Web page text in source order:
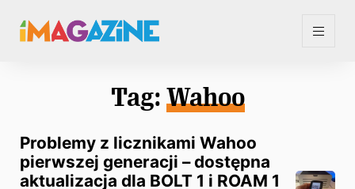
Tag: Wahoo
Problemy z licznikami Wahoo
pierwszej generacji – dostępna
aktualizacja dla BOLT 1 i ROAM 1